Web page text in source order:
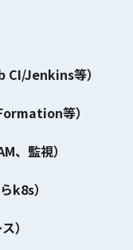
Jenkins等）
等）
、監視）
k8s）
）